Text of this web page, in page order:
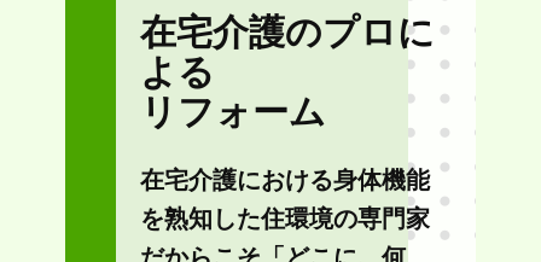
在宅介護のプロに
よる
リフォーム
在宅介護における身体機能
を熟知した住環境の専門家